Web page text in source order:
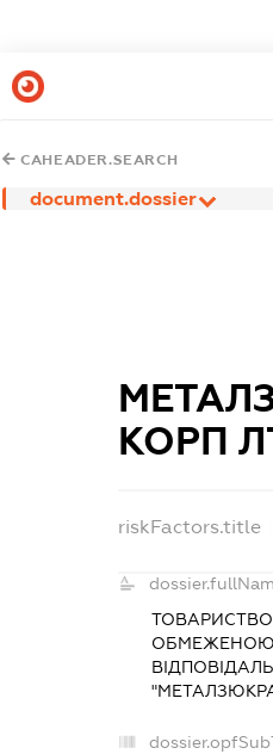
CAHEADER.SEARCH
document.dossier
КОРП
riskFactors.title
ТОВАРИСТВО
ОБМЕЖЕНОЮ